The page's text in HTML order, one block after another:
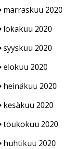
marraskuu 2020
lokakuu 2020
syyskuu 2020
elokuu 2020
heinäkuu 2020
kesäkuu 2020
toukokuu 2020
huhtikuu 2020